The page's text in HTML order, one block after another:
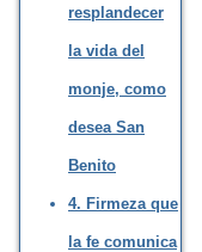
resplandecer
la vida del
monje, como
desea San
Benito
4. Firmeza que
la fe comunica